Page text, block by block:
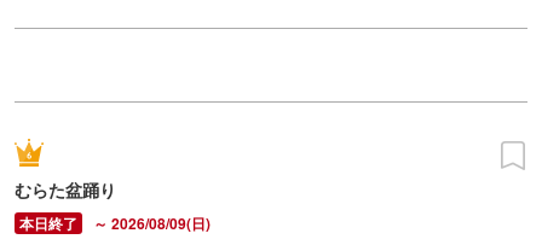
むらた盆踊り
～ 2026/08/09(日)